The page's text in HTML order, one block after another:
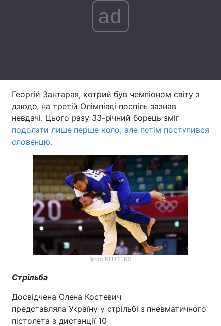
Статті
Контакти
Послуги
Тема оформлення
ad
Георгій Зантарая, котрий був чемпіоном світу з
дзюдо, на третій Олімпіаді поспіль зазнав
невдачі. Цього разу 33-річний борець зміг
подолати лише перше коло, але потім поступився
словенцю.
фото REUTERS
Стрільба
Досвідчена Олена Костевич
представляла Україну у стрільбі з пневматичного
пістолета з дистанції 10